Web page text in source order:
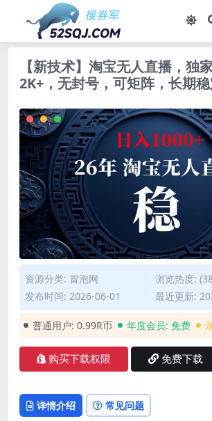
【新技术】淘宝无人直播，独
2K+，无封号，可矩阵，长期
资源分类: 冒泡网
浏览热度:
发布时间: 2026-06-01
最近更新:
普通用户: 0.99R币 年度会员: 免费
购买下载权限 免费下载
详情介绍 常见问题